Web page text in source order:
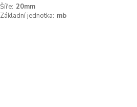
Šíře: 20mm
Základní jednotka: mb